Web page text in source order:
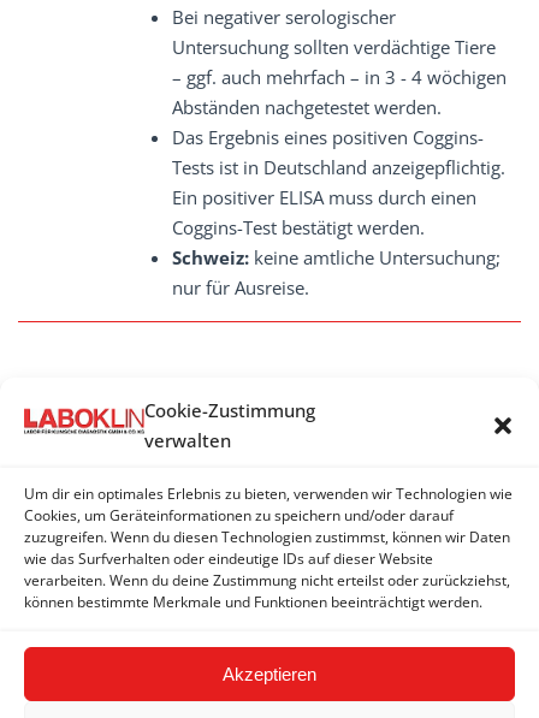
Cookie-Zustimmung
verwalten
Um dir ein optimales Erlebnis zu bieten, verwenden wir Technologien wie
Cookies, um Geräteinformationen zu speichern und/oder darauf
zuzugreifen. Wenn du diesen Technologien zustimmst, können wir Daten
wie das Surfverhalten oder eindeutige IDs auf dieser Website
verarbeiten. Wenn du deine Zustimmung nicht erteilst oder zurückziehst,
können bestimmte Merkmale und Funktionen beeinträchtigt werden.
Akzeptieren
Bei negativer serologischer
Untersuchung sollten verdächtige Tiere
– ggf. auch mehrfach – in 3 - 4 wöchigen
Abständen nachgetestet werden.
Das Ergebnis eines positiven Coggins-
Tests ist in Deutschland anzeigepflichtig.
Ein positiver ELISA muss durch einen
Coggins-Test bestätigt werden.
Schweiz: keine amtliche Untersuchung;
nur für Ausreise.
EQUINE-INFEKTIöSE-ANäMIE-VIRUS
Equine-infektiöse-Anäemie-Virus (EIAV) -
Antikörper: Coggins-Test
Equine-infektiöse-Anämie-Virus (EIAV) -
Antikörper: ELISA